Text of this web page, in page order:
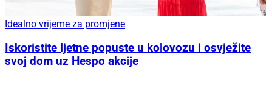
Idealno vrijeme za promjene
Iskoristite ljetne popuste u kolovozu i osvježite
svoj dom uz Hespo akcije